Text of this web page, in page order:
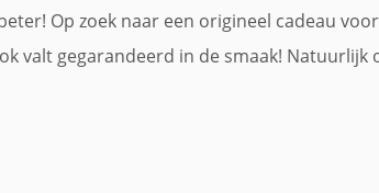
Op zoek naar een origineel cadeau
valt gegarandeerd in de smaak! Natuurlijk